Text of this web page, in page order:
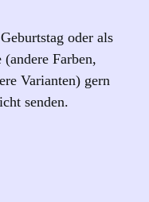
oder als
Farben,
Varianten) gern
senden.